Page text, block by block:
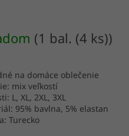
(1 bal. (4 ks))
na domáce oblečenie
mix veľkostí
L, XL, 2XL, 3XL
95% bavlna, 5% elastan
Turecko